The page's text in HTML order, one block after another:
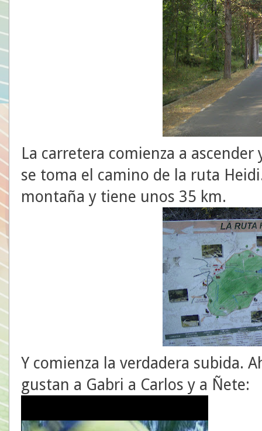
La carretera comienza a
se toma el camino de la ruta
montaña y tiene unos 35 km.
Y comienza la verdadera subida.
gustan a Gabri a Carlos y a Ñete: